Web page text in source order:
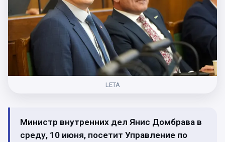
LETA
Министр внутренних дел Янис Домбрава в
среду, 10 июня, посетит Управление по